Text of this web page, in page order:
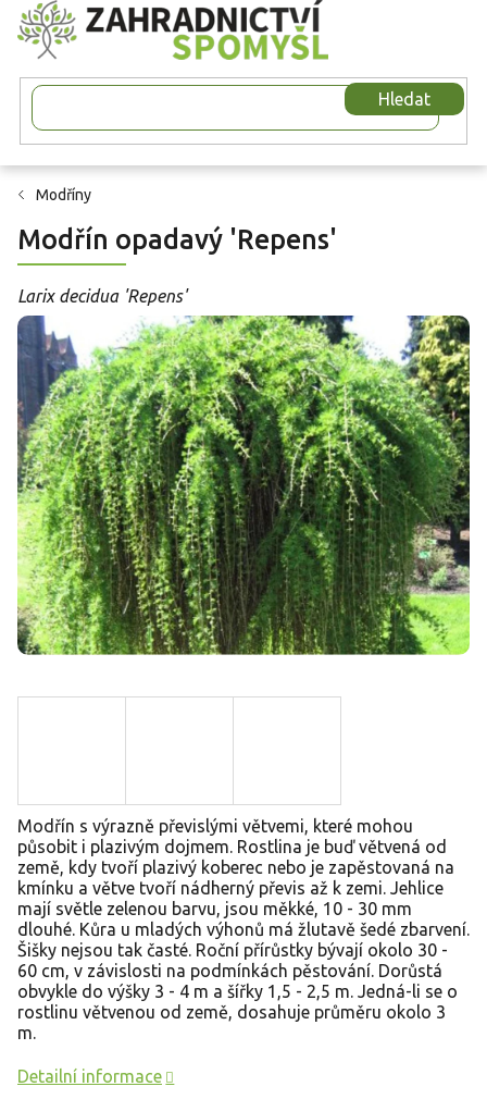
Přejít
na
obsah
Hledat
Modříny
Modřín opadavý 'Repens'
Larix decidua 'Repens'
Modřín s výrazně převislými větvemi, které mohou
působit i plazivým dojmem. Rostlina je buď větvená od
země, kdy tvoří plazivý koberec nebo je zapěstovaná na
kmínku a větve tvoří nádherný převis až k zemi. Jehlice
mají světle zelenou barvu, jsou měkké, 10 - 30 mm
dlouhé. Kůra u mladých výhonů má žlutavě šedé zbarvení.
Šišky nejsou tak časté. Roční přírůstky bývají okolo 30 -
60 cm, v závislosti na podmínkách pěstování. Dorůstá
obvykle do výšky 3 - 4 m a šířky 1,5 - 2,5 m. Jedná-li se o
rostlinu větvenou od země, dosahuje průměru okolo 3
m.
Detailní informace